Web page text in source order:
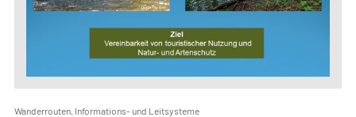
Wanderrouten, Informations- und Leitsysteme